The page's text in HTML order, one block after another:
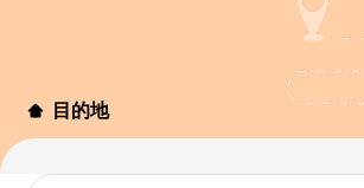
目的地